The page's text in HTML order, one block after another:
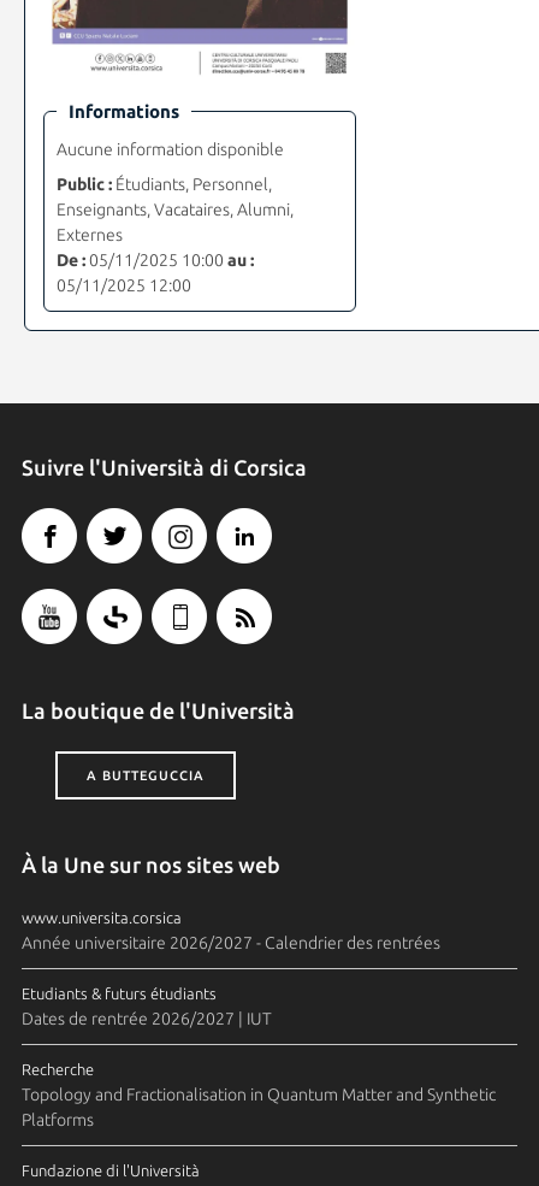
Informations
Aucune information disponible
Public :Étudiants, Personnel,
Enseignants, Vacataires, Alumni,
Externes
De :05/11/2025 10:00 au :
05/11/2025 12:00
Suivre l'Università di Corsica
La boutique de l'Università
A BUTTEGUCCIA
À la Une sur nos sites web
www.universita.corsica
Année universitaire 2026/2027 - Calendrier des rentrées
Etudiants & futurs étudiants
Dates de rentrée 2026/2027 | IUT
Recherche
Topology and Fractionalisation in Quantum Matter and Synthetic
Platforms
Fundazione di l'Università